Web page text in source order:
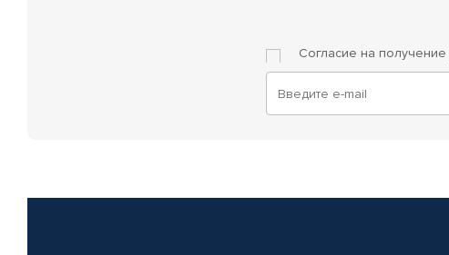
Согласие на получение